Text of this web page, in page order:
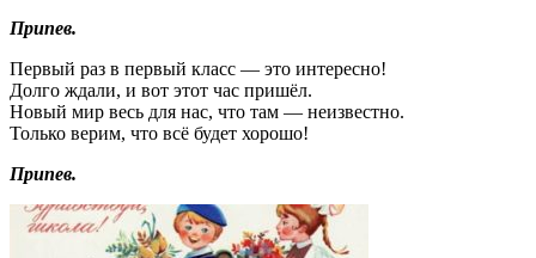
Припев.
Первый раз в первый класс — это интересно!
Долго ждали, и вот этот час пришёл.
Новый мир весь для нас, что там — неизвестно.
Только верим, что всё будет хорошо!
Припев.